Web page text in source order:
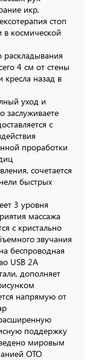
икр,
стоп
в космической
раскладывания
4 см от стены
кресла назад в
уход и
заслуживаете
с
проработки
сочетается
быстрых
3 уровня
массажа
с кристально
звучания
беспроводная
USB 2А
дополняет
напрямую от
поддержку
мировым
OTO